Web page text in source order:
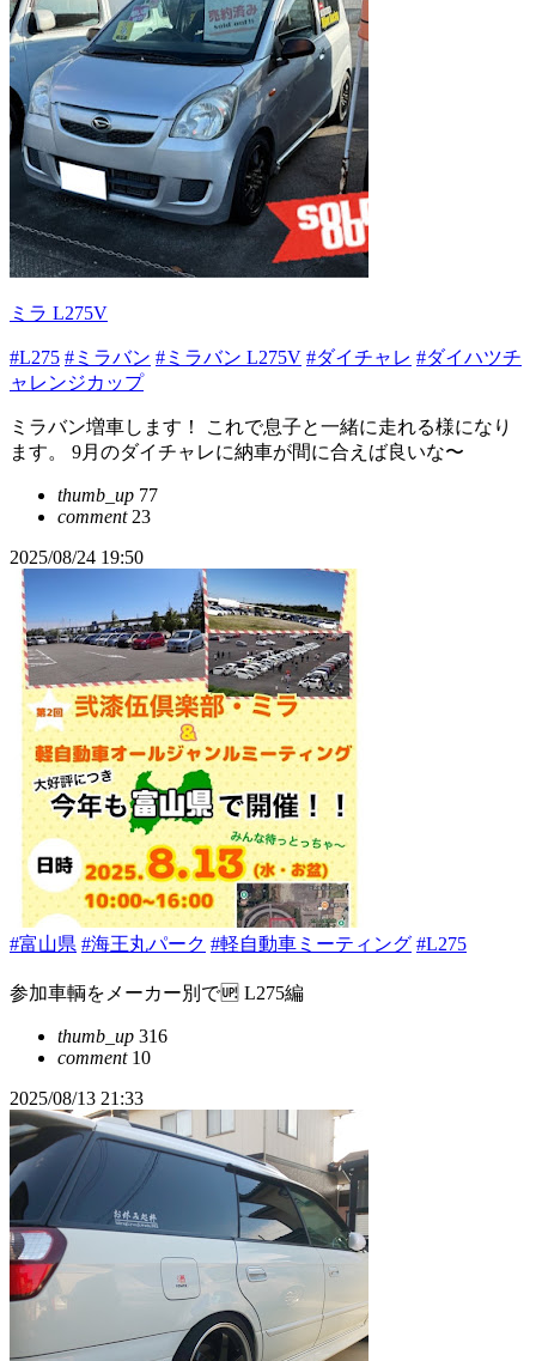
ミラ L275V
#L275 #ミラバン #ミラバン L275V #ダイチャレ #ダイハツチ
ャレンジカップ
ミラバン増車します！ これで息子と一緒に走れる様になり
ます。 9月のダイチャレに納車が間に合えば良いな〜
thumb_up 77
comment23
2025/08/24 19:50
#富山県 #海王丸パーク #軽自動車ミーティング #L275
参加車輌をメーカー別で🆙 L275編
thumb_up 316
comment10
2025/08/13 21:33